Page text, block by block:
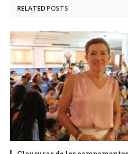
RELATED POSTS